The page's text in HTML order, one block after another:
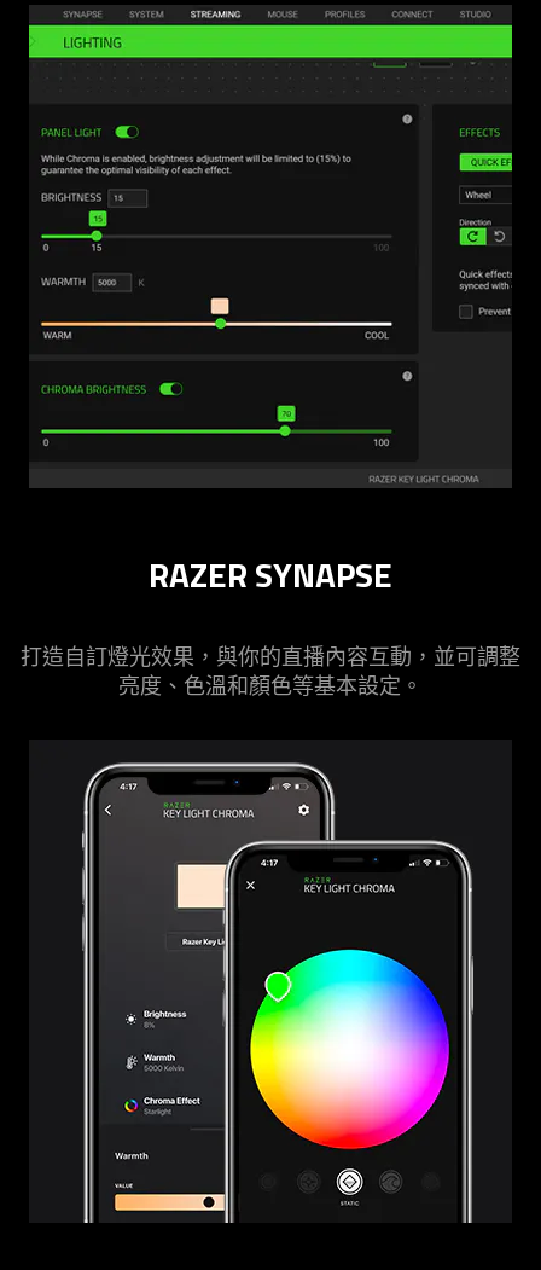
RAZER SYNAPSE
打造自訂燈光效果，與你的直播內容互動，並可調整
亮度、色溫和顏色等基本設定。